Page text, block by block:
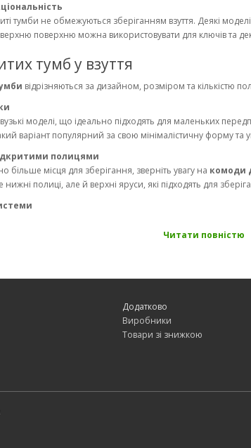
тумби не обмежуються зберіганням взуття. Деякі
верхню поверхню можна використовувати для ключів та
тумб у взуття
відрізняються за дизайном, розміром та кількістю
моделі, що ідеально підходять для маленьких
варіант популярний за свою мінімалістичну форму та
полицями
більше місця для зберігання, зверніть увагу на комоди
полиці, але й верхні яруси, які підходять для
у передпокої. Модульні системи особливо
простір у передпокої і вирішіть, скільки пар
стійки, а для великої родини краще вибрати більш
взуттєва повинна гармоніювати з інтер'єром
Читати повністю
Додатково
Виробники
Товари зі знижкою